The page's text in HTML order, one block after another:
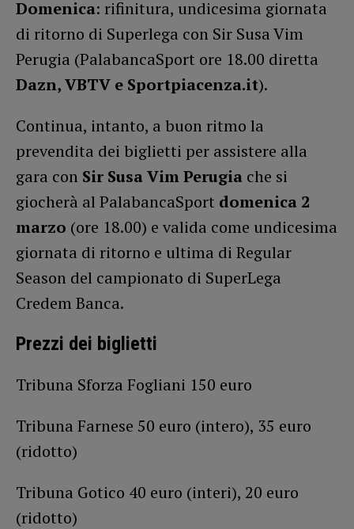
Domenica: rifinitura, undicesima giornata
di ritorno di Superlega con Sir Susa Vim
Perugia (PalabancaSport ore 18.00 diretta
Dazn, VBTV e Sportpiacenza.it).
Continua, intanto, a buon ritmo la
prevendita dei biglietti per assistere alla
gara con Sir Susa Vim Perugia che si
giocherà al PalabancaSport domenica 2
marzo (ore 18.00) e valida come undicesima
giornata di ritorno e ultima di Regular
Season del campionato di SuperLega
Credem Banca.
Prezzi dei biglietti
Tribuna Sforza Fogliani 150 euro
Tribuna Farnese 50 euro (intero), 35 euro
(ridotto)
Tribuna Gotico 40 euro (interi), 20 euro
(ridotto)